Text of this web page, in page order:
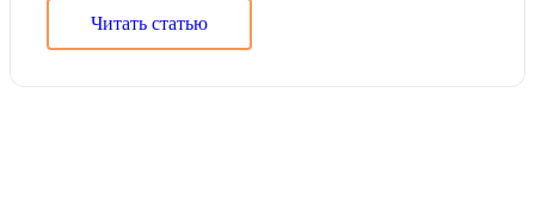
Читать статью